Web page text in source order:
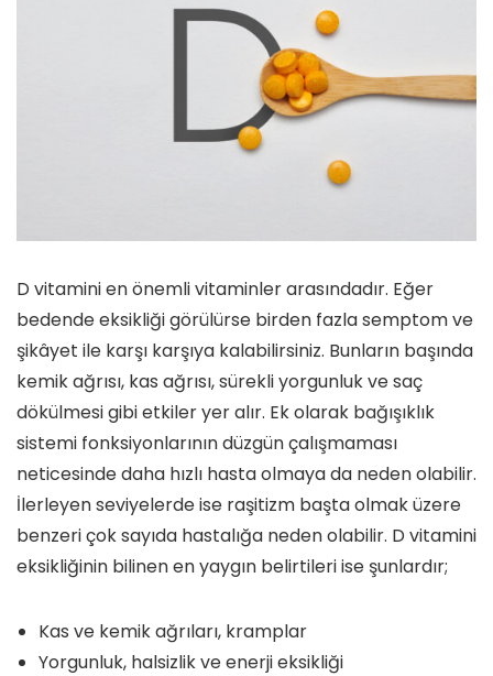
D vitamini en önemli vitaminler arasındadır. Eğer
bedende eksikliği görülürse birden fazla semptom ve
şikâyet ile karşı karşıya kalabilirsiniz. Bunların başında
kemik ağrısı, kas ağrısı, sürekli yorgunluk ve saç
dökülmesi gibi etkiler yer alır. Ek olarak bağışıklık
sistemi fonksiyonlarının düzgün çalışmaması
neticesinde daha hızlı hasta olmaya da neden olabilir.
İlerleyen seviyelerde ise raşitizm başta olmak üzere
benzeri çok sayıda hastalığa neden olabilir. D vitamini
eksikliğinin bilinen en yaygın belirtileri ise şunlardır;
Kas ve kemik ağrıları, kramplar
Yorgunluk, halsizlik ve enerji eksikliği